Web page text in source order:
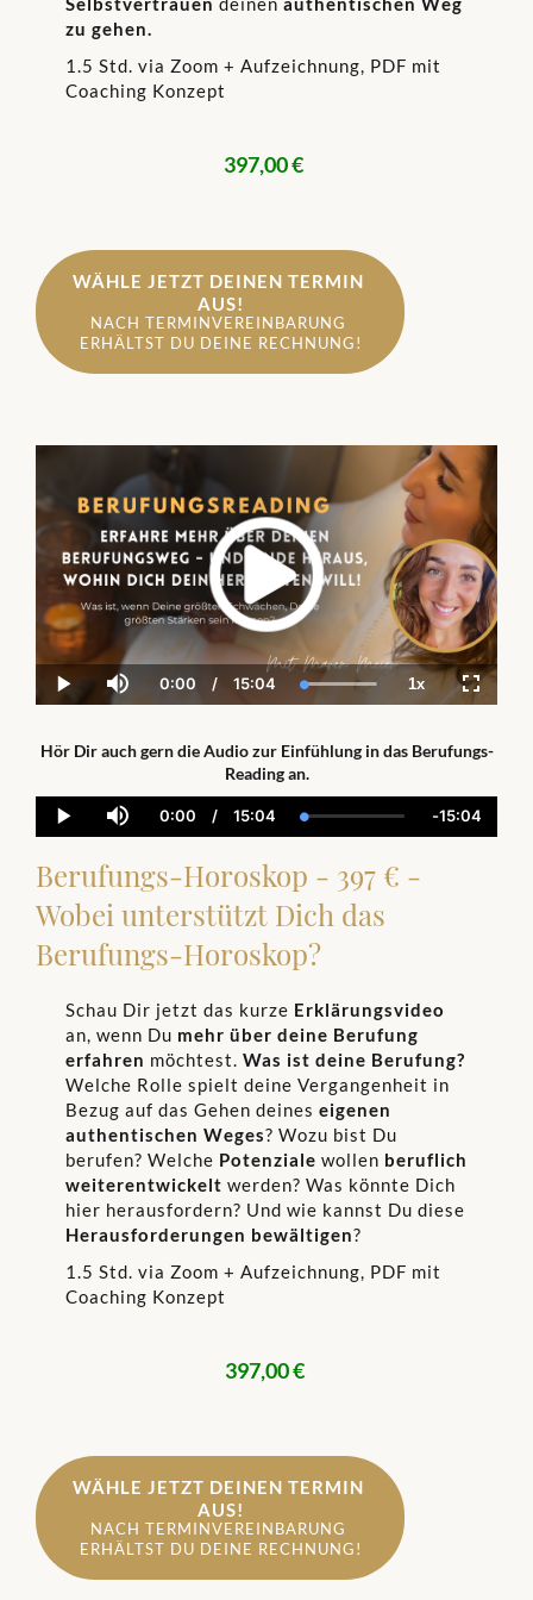
zu gehen.
1.5 Std. via Zoom + Aufzeichnung, PDF mit
Coaching Konzept
397,00 €
WÄHLE JETZT DEINEN TERMIN
AUS!
NACH TERMINVEREINBARUNG
ERHÄLTST DU DEINE RECHNUNG!
Play Mute
Current
Time
0:00 / Duration
15:04 Loaded
100.00%
1xPlayback
Rate
Hör Dir auch gern die Audio zur Einfühlung in das Berufungs-
Reading an.
Play Mute
Current
Time
0:00 / Duration
15:04 Loaded:
0.00%
Remaining
Time
-15:04
Berufungs-Horoskop - 397 € -
Wobei unterstützt Dich das
Berufungs-Horoskop?
Schau Dir jetzt das kurze Erklärungsvideo
an, wenn Du mehr über deine Berufung
erfahren möchtest. Was ist deine Berufung?
Welche Rolle spielt deine Vergangenheit in
Bezug auf das Gehen deines eigenen
authentischen Weges? Wozu bist Du
berufen? Welche Potenziale wollen beruflich
weiterentwickelt werden? Was könnte Dich
hier herausfordern? Und wie kannst Du diese
Herausforderungen bewältigen?
1.5 Std. via Zoom + Aufzeichnung, PDF mit
Coaching Konzept
397,00 €
WÄHLE JETZT DEINEN TERMIN
AUS!
NACH TERMINVEREINBARUNG
ERHÄLTST DU DEINE RECHNUNG!